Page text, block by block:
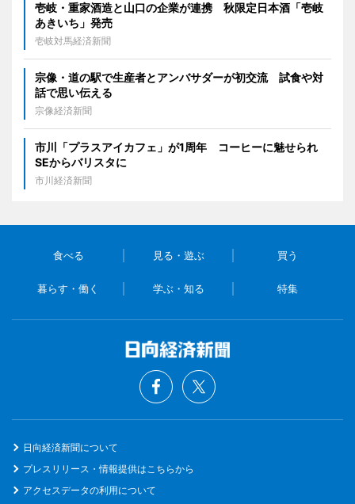
壱岐・重家酒造と山口の企業が連携 秋限定日本酒「壱岐
あきいち」発売
壱岐対馬経済新聞
宗像・道の駅で生産者とアンバサダーが初交流 試食や対
話で思い伝える
宗像経済新聞
市川「プラスアイカフェ」が1周年 コーヒーに魅せられ
SEからバリスタに
市川経済新聞
食べる 見る・遊ぶ 買う
暮らす・働く 学ぶ・知る 特集
日向経済新聞について
プレスリリース・情報提供はこちらから
アクセスデータの利用について